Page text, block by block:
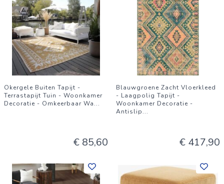
Okergele Buiten Tapijt -
Terrastapijt Tuin - Woonkamer
Decoratie - Omkeerbaar Wa...
€ 85,60
Blauwgroene Zacht Vloerkleed
- Laagpolig Tapijt -
Woonkamer Decoratie -
Antislip...
€ 417,90